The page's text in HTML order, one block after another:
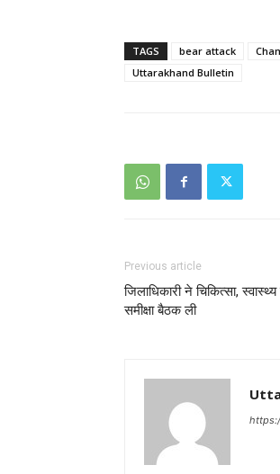
TAGS bear attack
Uttarakhand Bulletin
Previous article
जिलाधिकारी ने चिकित्सा,
समीक्षा बैठक ली